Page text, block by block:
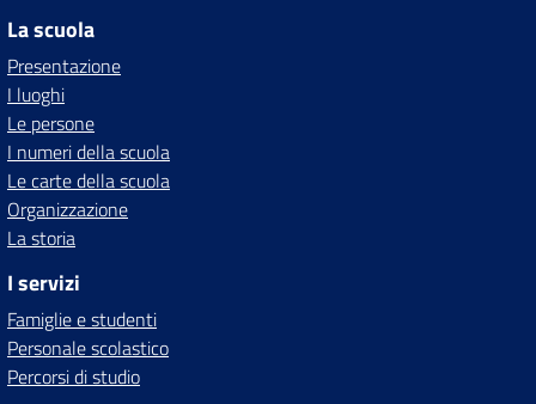
La scuola
Presentazione
I luoghi
Le persone
I numeri della scuola
Le carte della scuola
Organizzazione
La storia
I servizi
Famiglie e studenti
Personale scolastico
Percorsi di studio